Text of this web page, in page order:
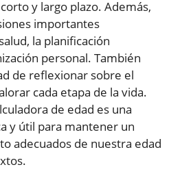
y largo plazo. Además,
importantes
la planificación
personal. También
de reflexionar sobre el
cada etapa de la vida.
de edad es una
y útil para mantener un
adecuados de nuestra edad